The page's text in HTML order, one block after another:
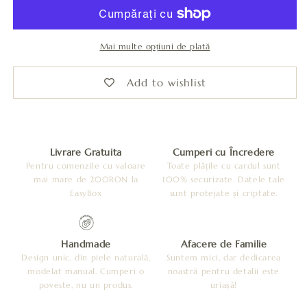
Mai multe opțiuni de plată
Add to wishlist
Livrare Gratuita
Pentru comenzile cu valoare
mai mare de 200RON la
EasyBox
Cumperi cu Încredere
Toate plățile cu cardul sunt
100% securizate. Datele tale
sunt protejate și criptate.
Handmade
Design unic, din piele naturală,
modelat manual. Cumperi o
poveste, nu un produs.
Afacere de Familie
Suntem mici, dar dedicarea
noastră pentru detalii este
uriașă!